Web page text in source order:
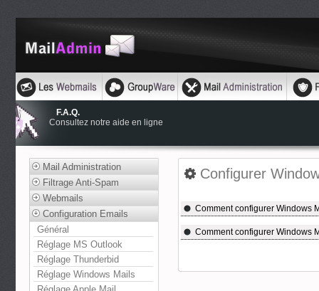
F.A.Q.
Consultez notre aide en ligne
Mail Administration
Filtrage Anti-Spam
Webmails
Configuration Emails
Général
Réglage MS Outlook
Réglage Thunderbid
Réglage Windows Mails
Configurer
Comment configurer Windows
Comment configurer Windows